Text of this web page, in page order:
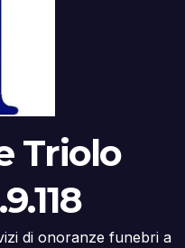
Triolo
di onoranze funebri a